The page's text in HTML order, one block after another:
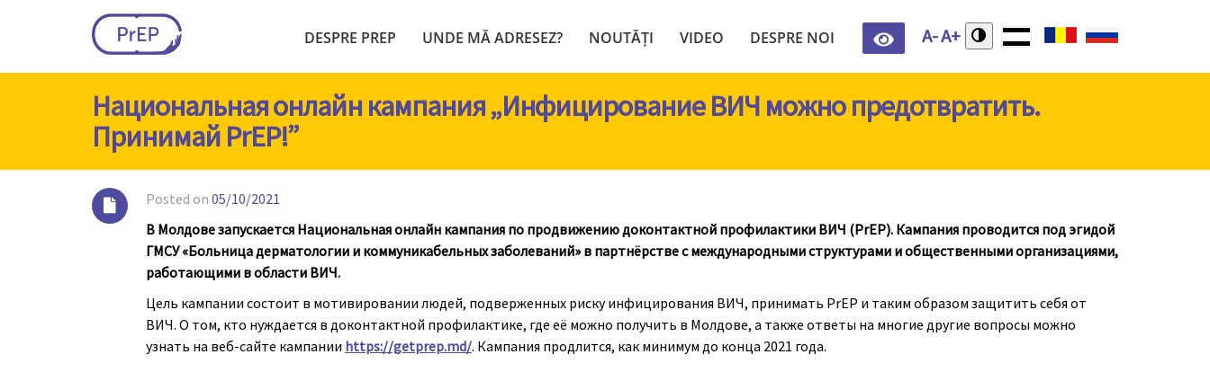
DESPRE PREP UNDE MĂ ADRESEZ? NOUTĂȚI VIDEO DESPRE NOI A-Decrease
A+Increase
Национальная онлайн кампания „Инфицирование ВИЧ можно предотвратить.
Принимай PrEP!”
Posted on 05/10/2021
В Молдове запускается Национальная онлайн кампания по продвижению доконтактной профилактики ВИЧ (PrEP). Кампания проводится под эгидой
ГМСУ «Больница дерматологии и коммуникабельных заболеваний» в партнёрстве с международными структурами и общественными организациями,
работающими в области ВИЧ.
Цель кампании состоит в мотивировании людей, подверженных риску инфицирования ВИЧ, принимать PrEP и таким образом защитить себя от
ВИЧ. О том, кто нуждается в доконтактной профилактике, где её можно получить в Молдове, а также ответы на многие другие вопросы можно
узнать на веб-сайте кампании https://getprep.md/. Кампания продлится, как минимум до конца 2021 года.